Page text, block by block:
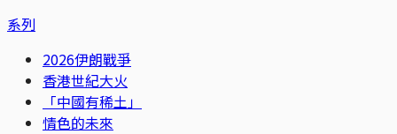
系列
2026伊朗戰爭
香港世紀大火
「中國有稀土」
情色的未來